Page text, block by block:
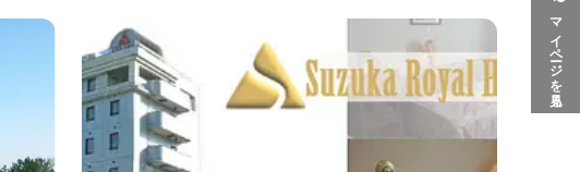
マイページを見る